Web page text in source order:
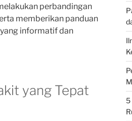
perbandingan
memberikan panduan
informatif dan
yang Tepat
5